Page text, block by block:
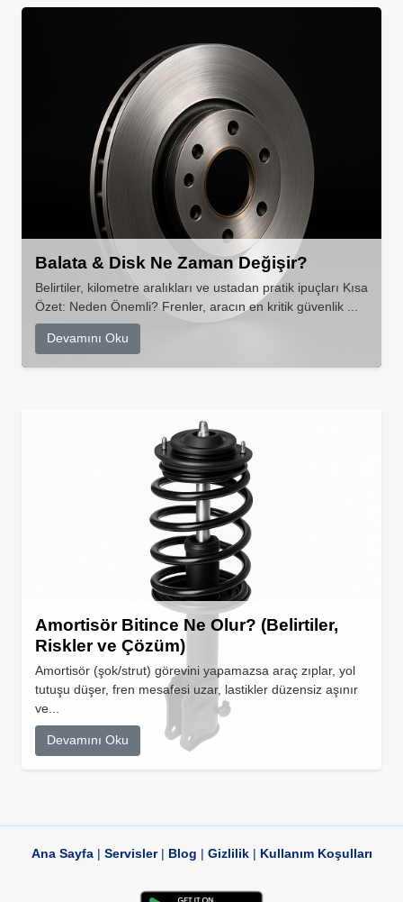
Balata & Disk Ne Zaman Değişir?
Belirtiler, kilometre aralıkları ve ustadan pratik ipuçları Kısa
Özet: Neden Önemli? Frenler, aracın en kritik güvenlik ...
Devamını Oku
Amortisör Bitince Ne Olur? (Belirtiler,
Riskler ve Çözüm)
Amortisör (şok/strut) görevini yapamazsa araç zıplar, yol
tutuşu düşer, fren mesafesi uzar, lastikler düzensiz aşınır
ve...
Devamını Oku
Ana Sayfa| Servisler| Blog | Gizlilik| Kullanım Koşulları